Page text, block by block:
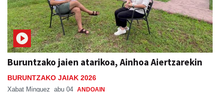
Buruntzako jaien atarikoa, Ainhoa Aiertzarekin
BURUNTZAKO JAIAK 2026
Xabat Minguez abu 04 ANDOAIN